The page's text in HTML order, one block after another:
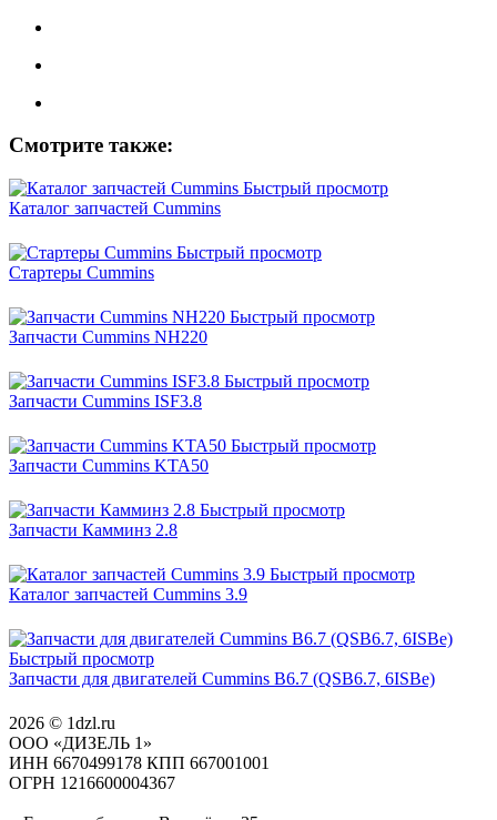
Смотрите также:
Быстрый просмотр
Каталог запчастей Cummins
Быстрый просмотр
Стартеры Cummins
Быстрый просмотр
Запчасти Cummins NH220
Быстрый просмотр
Запчасти Cummins ISF3.8
Быстрый просмотр
Запчасти Cummins KTA50
Быстрый просмотр
Запчасти Камминз 2.8
Быстрый просмотр
Каталог запчастей Cummins 3.9
Быстрый просмотр
Запчасти для двигателей Cummins B6.7 (QSB6.7, 6ISBe)
2026 © 1dzl.ru
ООО «ДИЗЕЛЬ 1»
ИНН 6670499178 КПП 667001001
ОГРН 1216600004367